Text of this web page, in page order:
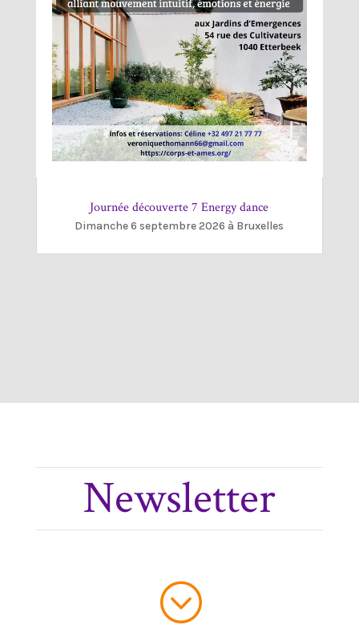
Journée découverte 7 Energy dance
Dimanche 6 septembre 2026 à Bruxelles
Newsletter
;